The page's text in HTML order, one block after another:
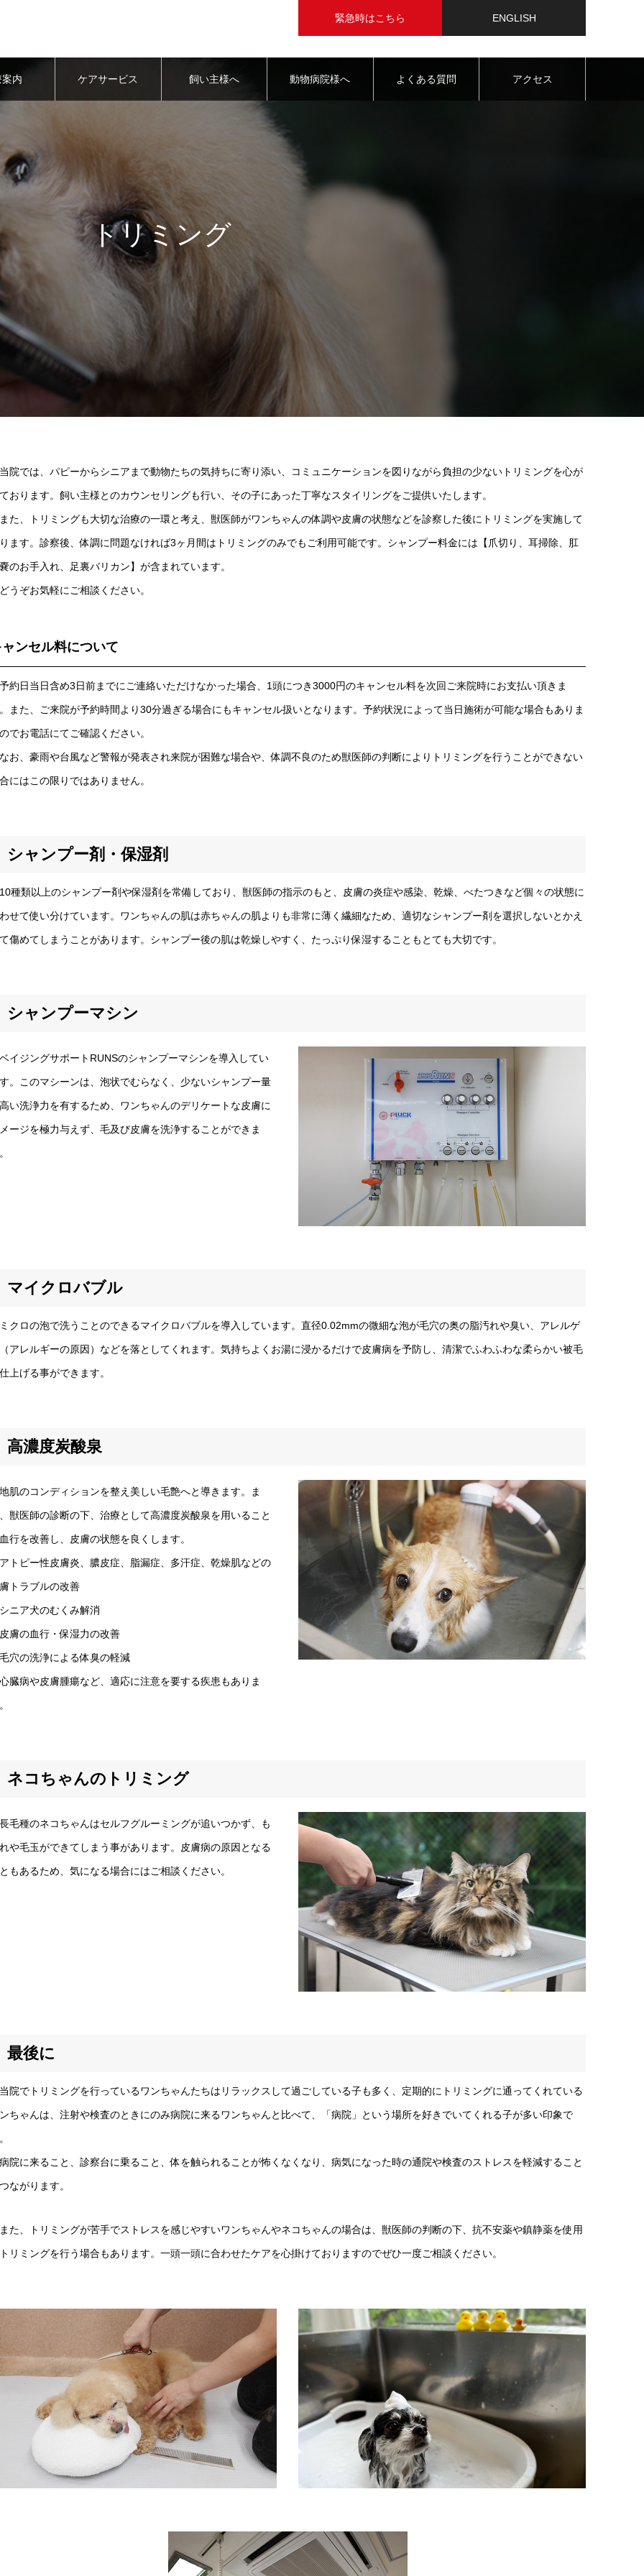
緊急時はこちら ENGLISH
内 ケアサービス 飼い主様へ 動物病院様へ よくある質問 アクセス
トリミング
院では、パピーからシニアまで動物たちの気持ちに寄り添い、コミュニケーションを図りながら負担の少ないトリミングを心が
おります。飼い主様とのカウンセリングも行い、その子にあった丁寧なスタイリングをご提供いたします。
た、トリミングも大切な治療の一環と考え、獣医師がワンちゃんの体調や皮膚の状態などを診察した後にトリミングを実施して
ます。診察後、体調に問題なければ3ヶ月間はトリミングのみでもご利用可能です。シャンプー料金には【爪切り、耳掃除、肛
のお手入れ、足裏バリカン】が含まれています。
うぞお気軽にご相談ください。
ャンセル料について
約日当日含め3日前までにご連絡いただけなかった場合、1頭につき3000円のキャンセル料を次回ご来院時にお支払い頂きま
また、ご来院が予約時間より30分過ぎる場合にもキャンセル扱いとなります。予約状況によって当日施術が可能な場合もありま
でお電話にてご確認ください。
お、豪雨や台風など警報が発表され来院が困難な場合や、体調不良のため獣医師の判断によりトリミングを行うことができない
にはこの限りではありません。
シャンプー剤・保湿剤
種類以上のシャンプー剤や保湿剤を常備しており、獣医師の指示のもと、皮膚の炎症や感染、乾燥、べたつきなど個々の状態に
せて使い分けています。ワンちゃんの肌は赤ちゃんの肌よりも非常に薄く繊細なため、適切なシャンプー剤を選択しないとかえ
傷めてしまうことがあります。シャンプー後の肌は乾燥しやすく、たっぷり保湿することもとても大切です。
シャンプーマシン
イジングサポートRUNSのシャンプーマシンを導入してい
。このマシーンは、泡状でむらなく、少ないシャンプー量
い洗浄力を有するため、ワンちゃんのデリケートな皮膚に
ージを極力与えず、毛及び皮膚を洗浄することができま
マイクロバブル
クロの泡で洗うことのできるマイクロバブルを導入しています。直径0.02mmの微細な泡が毛穴の奥の脂汚れや臭い、アレルゲ
アレルギーの原因）などを落としてくれます。気持ちよくお湯に浸かるだけで皮膚病を予防し、清潔でふわふわな柔らかい被毛
上げる事ができます。
高濃度炭酸泉
肌のコンディションを整え美しい毛艶へと導きます。ま
獣医師の診断の下、治療として高濃度炭酸泉を用いること
行を改善し、皮膚の状態を良くします。
トピー性皮膚炎、膿皮症、脂漏症、多汗症、乾燥肌などの
トラブルの改善
ニア犬のむくみ解消
膚の血行・保湿力の改善
穴の洗浄による体臭の軽減
臓病や皮膚腫瘍など、適応に注意を要する疾患もありま
ネコちゃんのトリミング
毛種のネコちゃんはセルフグルーミングが追いつかず、も
や毛玉ができてしまう事があります。皮膚病の原因となる
もあるため、気になる場合にはご相談ください。
最後に
院でトリミングを行っているワンちゃんたちはリラックスして過ごしている子も多く、定期的にトリミングに通ってくれている
ちゃんは、注射や検査のときにのみ病院に来るワンちゃんと比べて、「病院」という場所を好きでいてくれる子が多い印象で
院に来ること、診察台に乗ること、体を触られることが怖くなくなり、病気になった時の通院や検査のストレスを軽減すること
ながります。
た、トリミングが苦手でストレスを感じやすいワンちゃんやネコちゃんの場合は、獣医師の判断の下、抗不安薬や鎮静薬を使用
リミングを行う場合もあります。一頭一頭に合わせたケアを心掛けておりますのでぜひ一度ご相談ください。